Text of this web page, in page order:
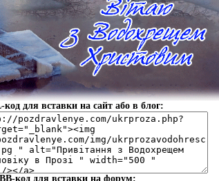
для вставки на сайт або в блог:
BB-код для вставки на форум: